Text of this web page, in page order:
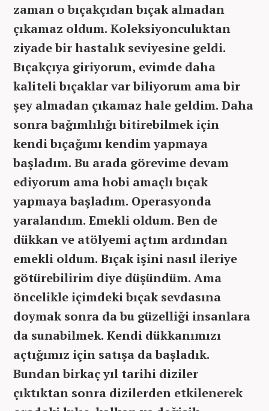
zaman o bıçakçıdan bıçak almadan
çıkamaz oldum. Koleksiyonculuktan
ziyade bir hastalık seviyesine geldi.
Bıçakçıya giriyorum, evimde daha
kaliteli bıçaklar var biliyorum ama bir
şey almadan çıkamaz hale geldim. Daha
sonra bağımlılığı bitirebilmek için
kendi bıçağımı kendim yapmaya
başladım. Bu arada görevime devam
ediyorum ama hobi amaçlı bıçak
yapmaya başladım. Operasyonda
yaralandım. Emekli oldum. Ben de
dükkan ve atölyemi açtım ardından
emekli oldum. Bıçak işini nasıl ileriye
götürebilirim diye düşündüm. Ama
öncelikle içimdeki bıçak sevdasına
doymak sonra da bu güzelliği insanlara
da sunabilmek. Kendi dükkanımızı
açtığımız için satışa da başladık.
Bundan birkaç yıl tarihi diziler
çıktıktan sonra dizilerden etkilenerek